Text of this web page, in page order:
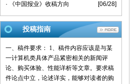
· 《中国报业》收稿方向
[06/28]
投稿指南
一、稿件要求： 1、稿件内容应该是与某
一计算机类具体产品紧密相关的新闻评
论、购买体验、性能详析等文章。要求稿
件论点中立，论述详实，能够对读者的购